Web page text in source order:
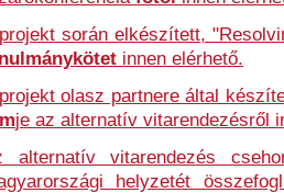
során elkészített,
innen elérhető.
olasz partnere által
je az alternatív vitarendezésről
alternatív vitarendezés
helyzetét